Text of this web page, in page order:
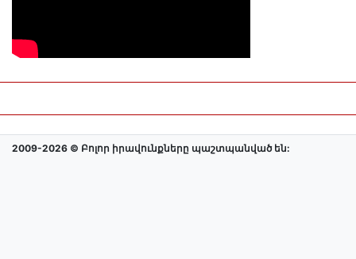
2009-2026 © Բոլոր իրավունքները պաշտպանված են: